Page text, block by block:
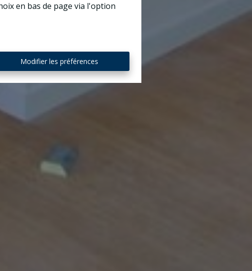
en bas de page via l'option
Modifier les préférences